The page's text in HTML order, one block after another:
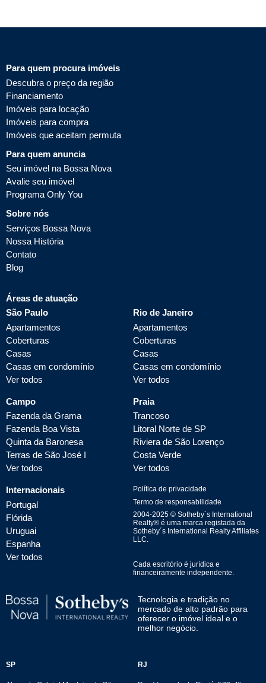
Para quem procura imóveis
Descubra o preço da região
Financiamento
Imóveis para locação
Imóveis para compra
Imóveis que aceitam permuta
Para quem anuncia
Seu imóvel na Bossa Nova
Avalie seu imóvel
Programa Only You
Sobre nós
Serviços Bossa Nova
Nossa História
Contato
Blog
Áreas de atuação
São Paulo
Apartamentos
Coberturas
Casas
Casas em condomínio
Ver todos
Rio de Janeiro
Apartamentos
Coberturas
Casas
Casas em condomínio
Ver todos
Campo
Fazenda da Grama
Fazenda Boa Vista
Quinta da Baronesa
Terras de São José I
Ver todos
Praia
Trancoso
Litoral Norte de SP
Riviera de São Lorenço
Costa Verde
Ver todos
Internacionais
Portugal
Flórida
Uruguai
Espanha
Ver todos
Política de privacidade
Termo de responsabilidade
2004-2025 © Sotheby´s International
Realty® é uma marca registada da
Sotheby´s International Realty Affiliates
LLC.
Cada escritório é jurídica e
financeiramente independente.
Tecnologia e tradição no
mercado de alto padrão para
oferecer o imóvel ideal e o
melhor negócio.
SP RJ